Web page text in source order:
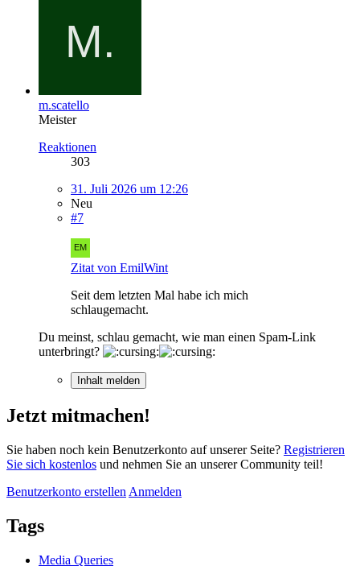
m.scatello
Meister
Reaktionen
303
31. Juli 2026 um 12:26
Neu
#7
Zitat von EmilWint
Seit dem letzten Mal habe ich mich
schlaugemacht.
Du meinst, schlau gemacht, wie man einen Spam-Link
unterbringt?
Inhalt melden
Jetzt mitmachen!
Sie haben noch kein Benutzerkonto auf unserer Seite? Registrieren
Sie sich kostenlos und nehmen Sie an unserer Community teil!
Benutzerkonto erstellen Anmelden
Tags
Media Queries